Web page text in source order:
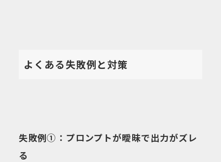
よくある失敗例と対策
失敗例①：プロンプトが曖昧で出力がズレ
る